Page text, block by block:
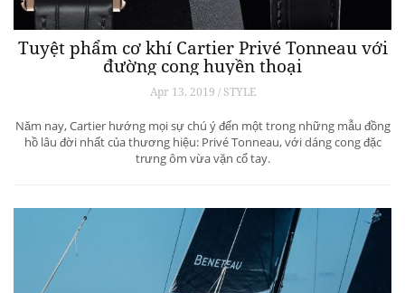
Tuyệt phẩm cơ khí Cartier Privé Tonneau với
đường cong huyền thoại
Apr 13, 2019 / STYLE
Năm nay, Cartier hướng mọi sự chú ý đến một trong những mẫu đồng
hồ lâu đời nhất của thương hiệu: Privé Tonneau, với dáng cong đặc
trưng ôm vừa vặn cổ tay.